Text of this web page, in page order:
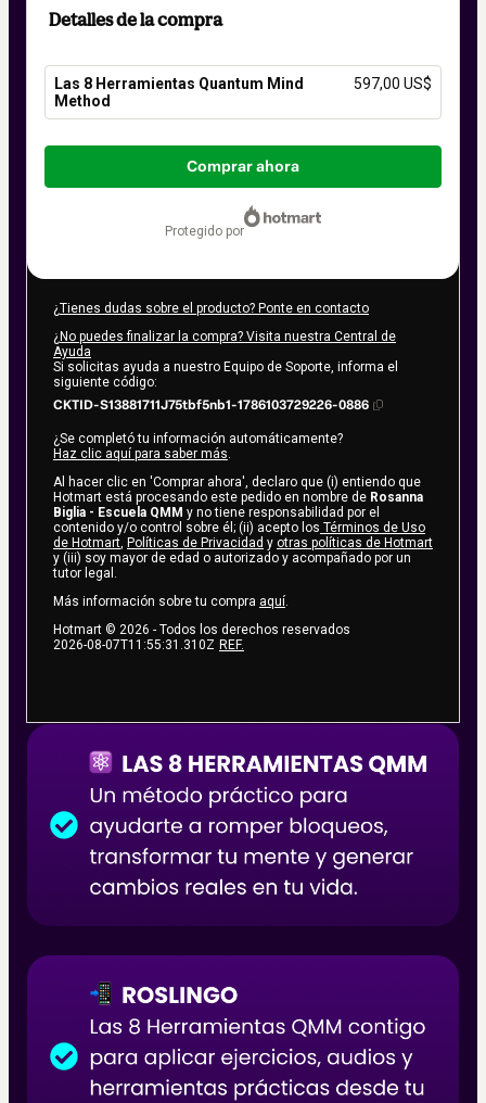
Detalles de la compra
Las 8 Herramientas Quantum Mind
Method
597,00 US$
Total
597,00 US$
Comprar ahora
protegido por
¿Tienes dudas sobre el producto? Ponte en contacto
¿No puedes finalizar la compra? Visita nuestra Central de
Ayuda
Si solicitas ayuda a nuestro Equipo de Soporte, informa el
siguiente código:
CKTID-S13881711J75tbf5nb1-1786103729226-0886
¿Se completó tu información automáticamente?
Haz clic aquí para saber más
Al hacer clic en 'Comprar ahora', declaro que (i) entiendo que
Hotmart está procesando este pedido en nombre de Rosanna
Biglia - Escuela QMM y no tiene responsabilidad por el
contenido y/o control sobre él; (ii) acepto los Términos de Uso
de Hotmart Políticas de Privacidad y otras políticas de Hotmart
y (iii) soy mayor de edad o autorizado y acompañado por un
tutor legal.
Más información sobre tu compra aquí
Hotmart © 2026 - Todos los derechos reservados
2026-08-07T11:55:31.310Z REF.